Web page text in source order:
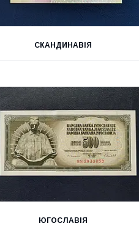
СКАНДИНАВІЯ
ЮГОСЛАВІЯ